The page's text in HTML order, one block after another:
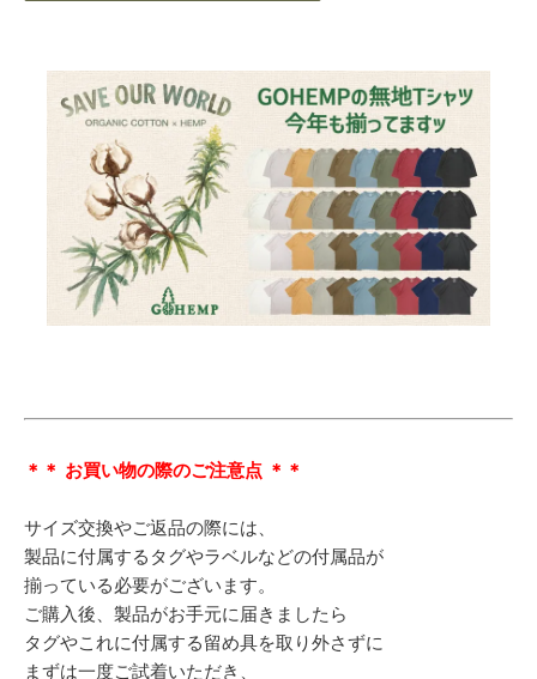
＊＊ お買い物の際のご注意点 ＊＊
サイズ交換やご返品の際には、
製品に付属するタグやラベルなどの付属品が
揃っている必要がございます。
ご購入後、製品がお手元に届きましたら
タグやこれに付属する留め具を取り外さずに
まずは一度ご試着いただき、